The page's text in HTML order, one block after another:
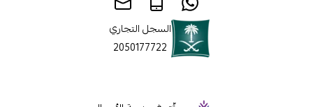
السجل التجاري
2050177722